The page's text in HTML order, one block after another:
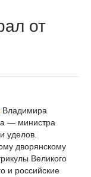
от
Владимира
— министра
уделов.
дворянскому
Великого
и российские